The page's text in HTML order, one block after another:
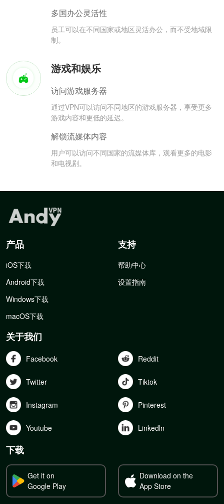
多国办公灵活性
员工可以在不同国家或地区灵活办公，而不受地域限
制。
游戏和娱乐
访问游戏服务器
通过VPN可以访问不同地区的游戏服务器，享受更多
游戏内容和更低的延迟。
解锁流媒体内容
用户可以访问不同国家的流媒体库，观看更多的电影
和电视剧。
产品
iOS下载
Android下载
Windows下载
macOS下载
支持
帮助中心
设置指南
关于我们
Facebook Reddit
Twitter Tiktok
Instagram Pinterest
Youtube Linkedln
下载
Get it on
Google Play
Download on the
App Store